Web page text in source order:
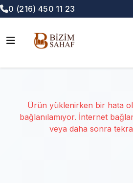
0 (216) 450 11 23
Ürün yüklenirken bir hata
bağlanılamıyor. İnternet
veya daha sonra